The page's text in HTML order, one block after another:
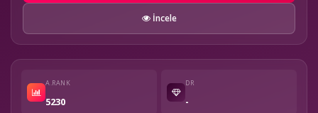
İncele
A.RANK
5230
DR
-